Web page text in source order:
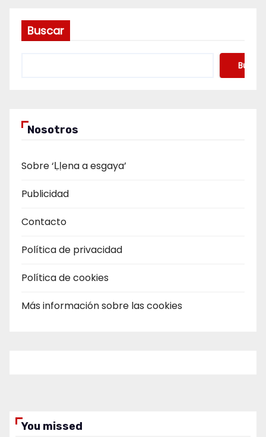
Buscar
Buscar
Nosotros
Sobre ‘Ḷḷena a esgaya’
Publicidad
Contacto
Política de privacidad
Política de cookies
Más información sobre las cookies
You missed